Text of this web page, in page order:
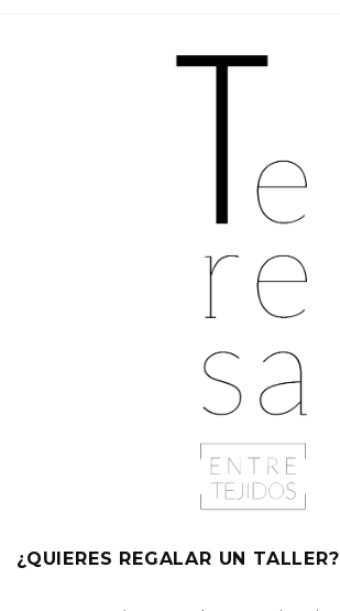
¿QUIERES REGALAR UN TALLER?